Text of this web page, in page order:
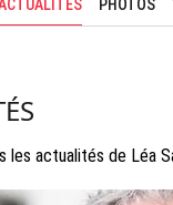
PHOTOS
les actualités de Léa